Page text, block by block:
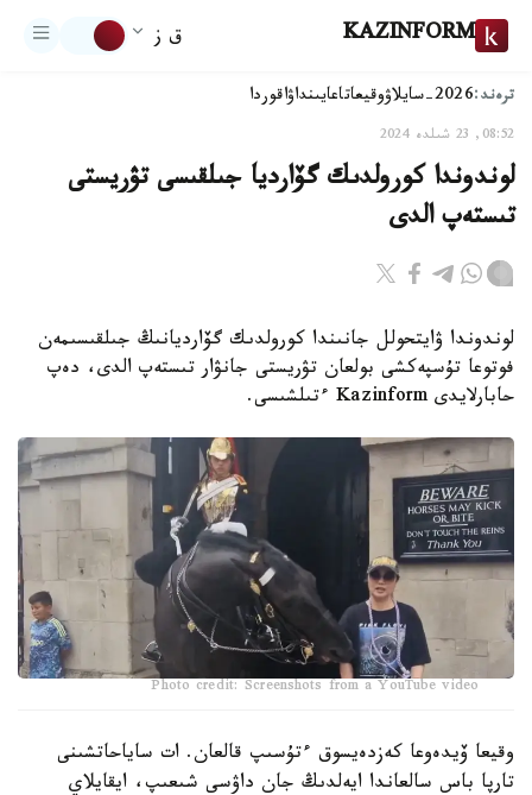
KAZINFORM ق ز
ترەند:2026-سايلاۋ وقيعاتاعايىنداۋاقوردا
08:52, 23 شىلدە 2024
لوندوندا كورولدىك گۆارديا جىلقىسى تۋريستى
تىستەپ الدى
لوندوندا ۋايتحولل جانىندا كورولدىك گۆارديانىڭ جىلقىسىمەن
فوتوعا تۇسپەكشى بولعان تۋريستى جانۋار تىستەپ الدى، دەپ
حابارلايدى Kazinform ءتىلشىسى.
Photo credit: Screenshots from a YouTube video
وقيعا ۆيدەوعا كەزدەيسوق ءتۇسىپ قالعان. ات ساياحاتشىنى
تارپا باس سالعاندا ايەلدىڭ جان داۋسى شىعىپ، ايقايلاي